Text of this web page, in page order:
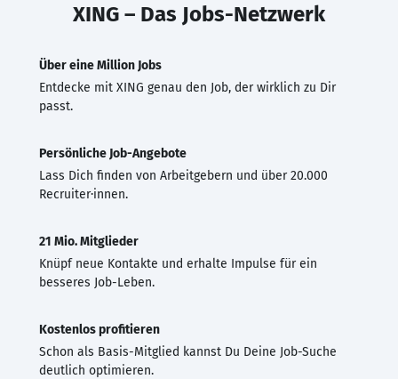
XING – Das Jobs-Netzwerk
Über eine Million Jobs
Entdecke mit XING genau den Job, der wirklich zu Dir
passt.
Persönliche Job-Angebote
Lass Dich finden von Arbeitgebern und über 20.000
Recruiter·innen.
21 Mio. Mitglieder
Knüpf neue Kontakte und erhalte Impulse für ein
besseres Job-Leben.
Kostenlos profitieren
Schon als Basis-Mitglied kannst Du Deine Job-Suche
deutlich optimieren.